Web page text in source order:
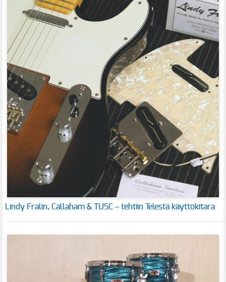
Lindy Fralin, Callaham & TUSC – tehtiin Telestä käyttökitara